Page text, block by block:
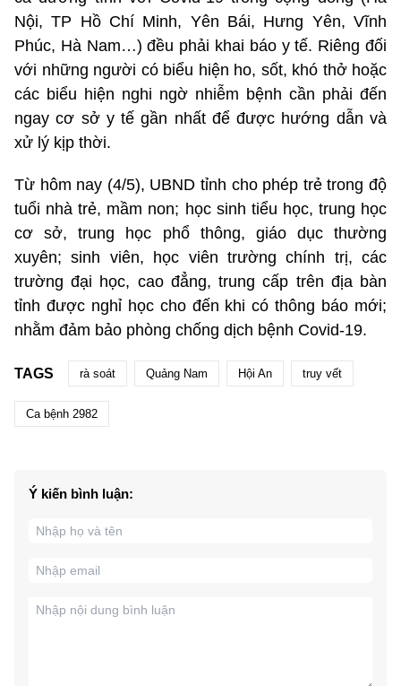
Nội, TP Hồ Chí Minh, Yên Bái, Hưng Yên, Vĩnh
Phúc, Hà Nam…) đều phải khai báo y tế. Riêng đối
với những người có biểu hiện ho, sốt, khó thở hoặc
các biểu hiện nghi ngờ nhiễm bệnh cần phải đến
ngay cơ sở y tế gần nhất để được hướng dẫn và
xử lý kịp thời.
Từ hôm nay (4/5), UBND tỉnh cho phép trẻ trong độ
tuổi nhà trẻ, mầm non; học sinh tiểu học, trung học
cơ sở, trung học phổ thông, giáo dục thường
xuyên; sinh viên, học viên trường chính trị, các
trường đại học, cao đẳng, trung cấp trên địa bàn
tỉnh được nghỉ học cho đến khi có thông báo mới;
nhằm đảm bảo phòng chống dịch bệnh Covid-19.
TAGS rà soát Quảng Nam Hội An truy vết
Ca bệnh 2982
Ý kiến bình luận: